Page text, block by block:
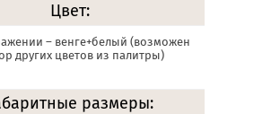
Цвет:
– венге+белый (возможен
других цветов из палитры)
размеры: